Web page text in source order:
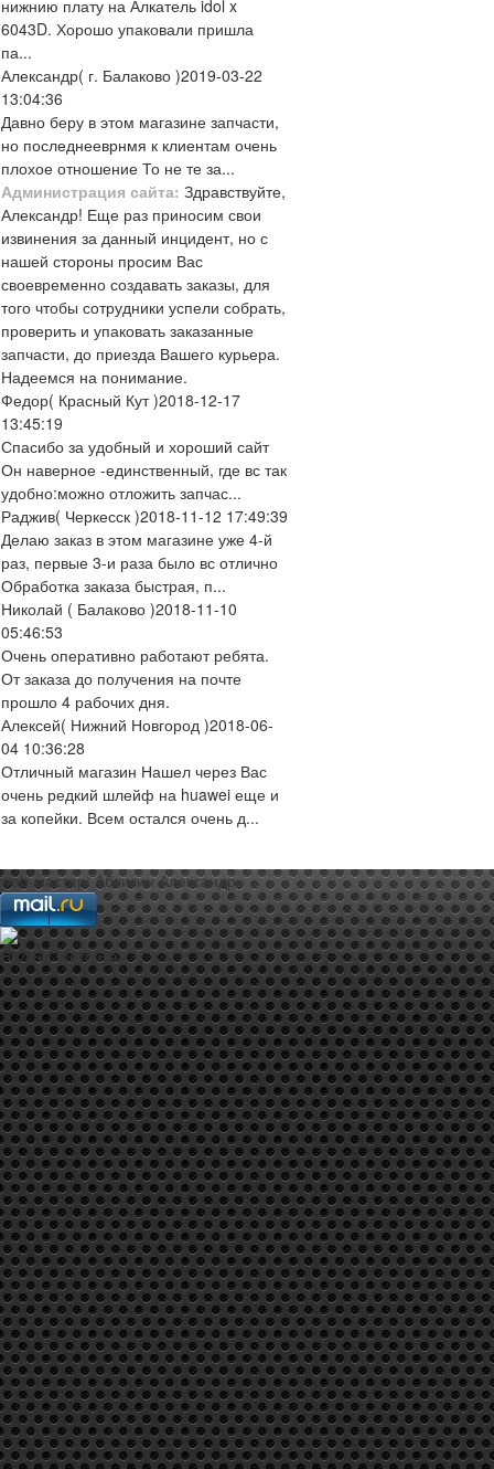
нижнию плату на Алкатель idol x
6043D. Хорошо упаковали пришла
па...
Александр( г. Балаково )2019-03-22
13:04:36
Давно беру в этом магазине запчасти,
но последнееврнмя к клиентам очень
плохое отношение То не те за...
Администрация сайта: Здравствуйте,
Александр! Еще раз приносим свои
извинения за данный инцидент, но с
нашей стороны просим Вас
своевременно создавать заказы, для
того чтобы сотрудники успели собрать,
проверить и упаковать заказанные
запчасти, до приезда Вашего курьера.
Надеемся на понимание.
Федор( Красный Кут )2018-12-17
13:45:19
Спасибо за удобный и хороший сайт
Он наверное -единственный, где вс так
удобно:можно отложить запчас...
Раджив( Черкесск )2018-11-12 17:49:39
Делаю заказ в этом магазине уже 4-й
раз, первые 3-и раза было вс отлично
Обработка заказа быстрая, п...
Николай ( Балаково )2018-11-10
05:46:53
Очень оперативно работают ребята.
От заказа до получения на почте
прошло 4 рабочих дня.
Алексей( Нижний Новгород )2018-06-
04 10:36:28
Отличный магазин Нашел через Вас
очень редкий шлейф на huawei еще и
за копейки. Всем остался очень д...
web-мастер:Аблизин Александр